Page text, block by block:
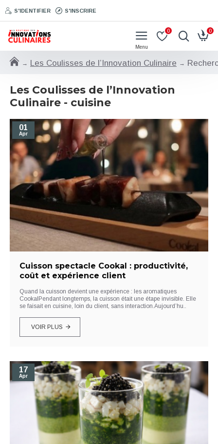
S'IDENTIFIER S'INSCRIRE
0 0
Les Coulisses de l’Innovation Culinaire
Les Coulisses de l’Innovation
Culinaire - cuisine
01
Apr
Cuisson spectacle Cookal : productivité,
coût et expérience client
Quand la cuisson devient une expérience : les aromatiques
CookalPendant longtemps, la cuisson était une étape invisible. Elle
se faisait en cuisine, loin du client, sans interaction.Aujourd’hu..
VOIR PLUS
17
Apr